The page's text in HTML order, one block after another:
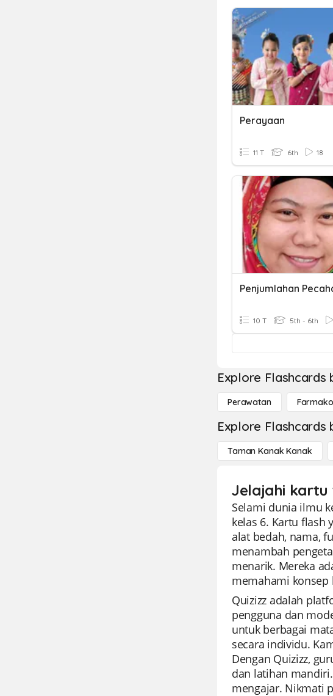
Perayaan
11 T 6th 18
10 T 5th - 6th
Explore Flashcards
Perawatan
Explore Flashcards
Taman Kanak Kanak
Jelajahi kartu
Selami dunia ilmu
kelas 6. Kartu flash
alat bedah, nama,
menambah
menarik. Mereka
memahami konsep
Quizizz adalah
pengguna dan
untuk berbagai
secara individu.
Dengan Quizizz,
dan latihan
mengajar. Nikmati